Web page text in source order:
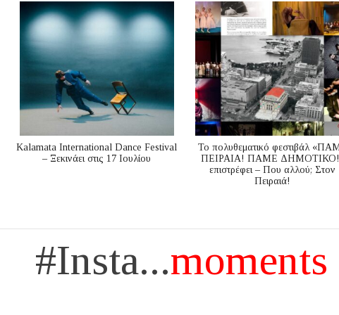
Kalamata International Dance Festival
– Ξεκινάει στις 17 Ιουλίου
Το πολυθεματικό φεστιβάλ
ΠΕΙΡΑΙΑ! ΠΑΜΕ
επιστρέφει – Που αλλού; Στον
Πειραιά!
#Insta...moments